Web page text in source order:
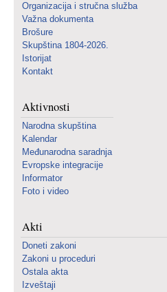
Organizacija i stručna služba
Važna dokumenta
Brošure
Skupština 1804-2026.
Istorijat
Kontakt
Aktivnosti
Narodna skupština
Kalendar
Međunarodna saradnja
Evropske integracije
Informator
Foto i video
Akti
Doneti zakoni
Zakoni u proceduri
Ostala akta
Izveštaji